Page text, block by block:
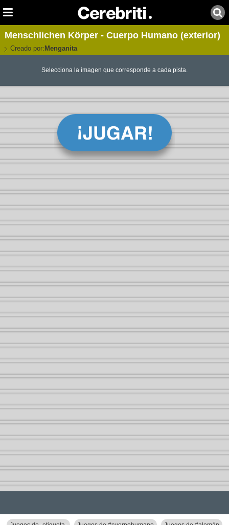
Menschlichen Körper - Cuerpo Humano (exterior)
Creado por: Menganita
Selecciona la imagen que corresponde a cada pista.